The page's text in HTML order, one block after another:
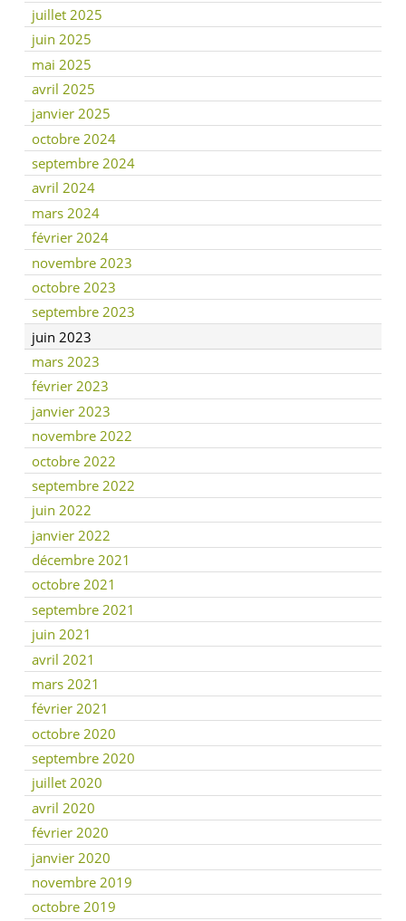
juillet 2025
juin 2025
mai 2025
avril 2025
janvier 2025
octobre 2024
septembre 2024
avril 2024
mars 2024
février 2024
novembre 2023
octobre 2023
septembre 2023
juin 2023
mars 2023
février 2023
janvier 2023
novembre 2022
octobre 2022
septembre 2022
juin 2022
janvier 2022
décembre 2021
octobre 2021
septembre 2021
juin 2021
avril 2021
mars 2021
février 2021
octobre 2020
septembre 2020
juillet 2020
avril 2020
février 2020
janvier 2020
novembre 2019
octobre 2019